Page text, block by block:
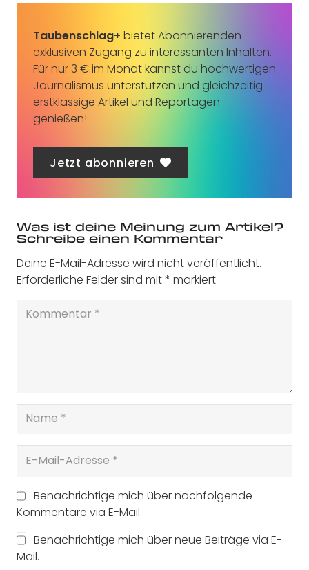
Taubenschlag+ bietet Abonnierenden
exklusiven Zugang zu interessanten Inhalten.
Für nur 3 € im Monat kannst du hochwertigen
Journalismus unterstützen und gleichzeitig
erstklassige Artikel und Reportagen
genießen!
Jetzt abonnieren
Was ist deine Meinung zum Artikel?
Schreibe einen Kommentar
Deine E-Mail-Adresse wird nicht veröffentlicht.
Erforderliche Felder sind mit* markiert
Benachrichtige mich über nachfolgende
Kommentare via E-Mail.
Benachrichtige mich über neue Beiträge via E-
Mail.